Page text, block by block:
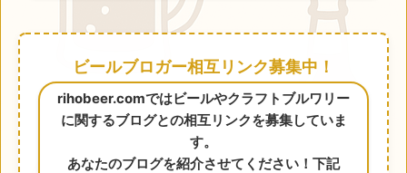
ビールブロガー相互リンク募集中！
rihobeer.comではビールやクラフトブルワリー
に関するブログとの相互リンクを募集していま
す。
あなたのブログを紹介させてください！下記